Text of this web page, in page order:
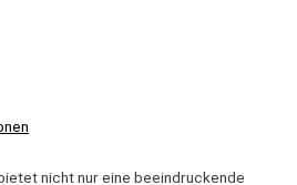
nicht nur eine beeindruckende